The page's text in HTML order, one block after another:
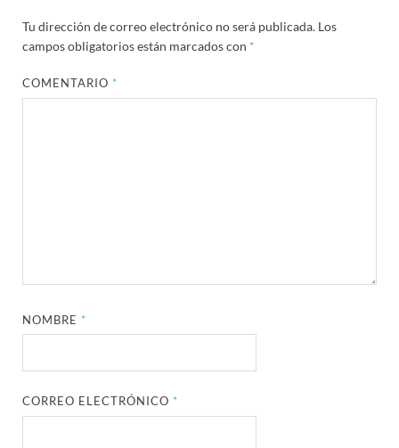
Tu dirección de correo electrónico no será publicada. Los
campos obligatorios están marcados con *
COMENTARIO *
NOMBRE *
CORREO ELECTRÓNICO *